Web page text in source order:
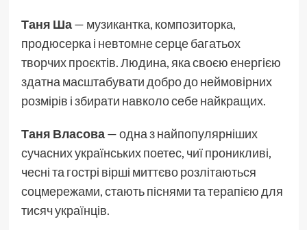
Таня Ша— музикантка, композиторка,
продюсерка і невтомне серце багатьох
творчих проєктів. Людина, яка своєю енергією
здатна масштабувати добро до неймовірних
розмірів і збирати навколо себе найкращих.
Таня Власова— одна з найпопулярніших
сучасних українських поетес, чиї проникливі,
чесні та гострі вірші миттєво розлітаються
соцмережами, стають піснями та терапією для
тисяч українців.